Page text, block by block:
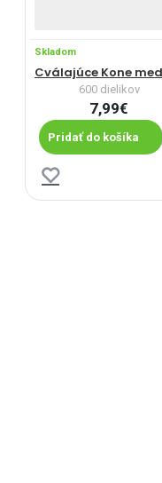
Skladom
600 dielikov
7,99€
Pridať do košíka